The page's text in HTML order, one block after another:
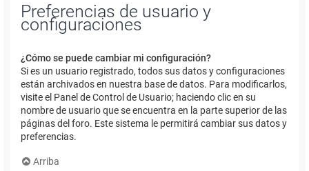
Preferencias de usuario y
configuraciones
¿Cómo se puede cambiar mi configuración?
Si es un usuario registrado, todos sus datos y configuraciones
están archivados en nuestra base de datos. Para modificarlos,
visite el Panel de Control de Usuario; haciendo clic en su
nombre de usuario que se encuentra en la parte superior de las
páginas del foro. Este sistema le permitirá cambiar sus datos y
preferencias.
Arriba